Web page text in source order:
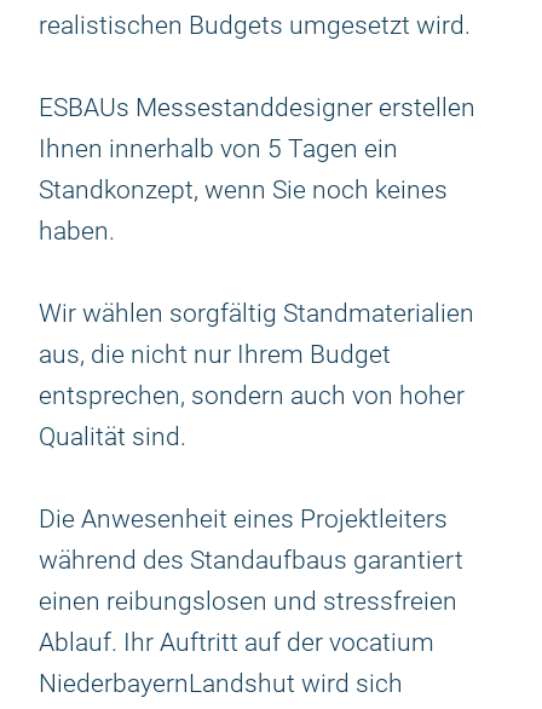
realistischen Budgets umgesetzt wird.
ESBAUs Messestanddesigner erstellen
Ihnen innerhalb von 5 Tagen ein
Standkonzept, wenn Sie noch keines
haben.
Wir wählen sorgfältig Standmaterialien
aus, die nicht nur Ihrem Budget
entsprechen, sondern auch von hoher
Qualität sind.
Die Anwesenheit eines Projektleiters
während des Standaufbaus garantiert
einen reibungslosen und stressfreien
Ablauf. Ihr Auftritt auf der vocatium
NiederbayernLandshut wird sich